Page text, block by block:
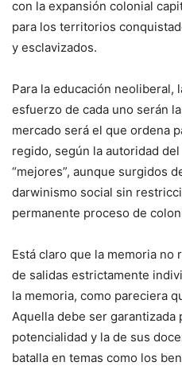
con la expansión colonial
para los territorios
y esclavizados.
Para la educación neoliberal,
esfuerzo de cada uno serán
mercado será el que ordena
regido, según la autoridad
“mejores”, aunque surgidos
darwinismo social sin
permanente proceso de
Está claro que la memoria
de salidas estrictamente
la memoria, como pareciera
Aquella debe ser garantizada
potencialidad y la de sus
batalla en temas como los